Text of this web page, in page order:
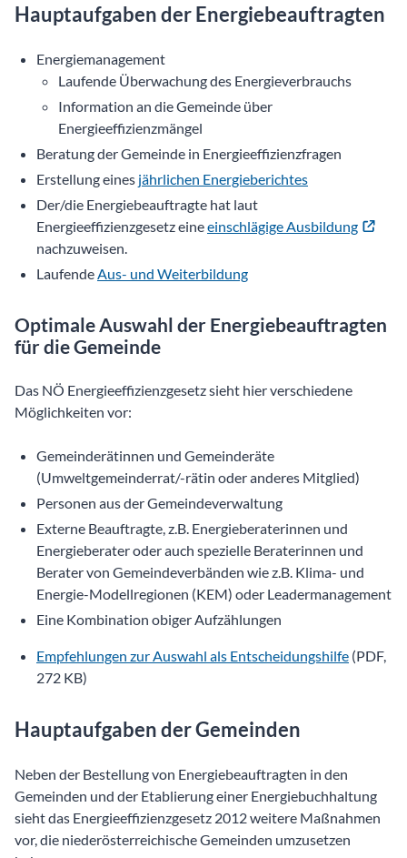
Hauptaufgaben der Energie­beauftragten
Energiemanagement
Laufende Überwachung des Energieverbrauchs
Information an die Gemeinde über
Energieeffizienzmängel
Beratung der Gemeinde in Energieeffizienzfragen
Erstellung eines jährlichen Energieberichtes
Der/die Energiebeauftragte hat laut
Energieeffizienzgesetz eineeinschlägige Ausbildung
nachzuweisen.
LaufendeAus- und Weiterbildung
Optimale Auswahl der Energie­beauftragten
für die Gemeinde
Das NÖ Energieeffizienzgesetz sieht hier verschiedene
Möglichkeiten vor:
Gemeinderätinnen und Gemeinderäte
(Umweltgemeinderrat/-rätin oder anderes Mitglied)
Personen aus der Gemeindeverwaltung
Externe Beauftragte, z.B. Energieberaterinnen und
Energieberater oder auch spezielle Beraterinnen und
Berater von Gemeindeverbänden wie z.B. Klima- und
Energie-Modellregionen (KEM) oder Leadermanagement
Eine Kombination obiger Aufzählungen
Empfehlungen zur Auswahl als Entscheidungshilfe (PDF,
272 KB)
Hauptaufgaben der Gemeinden
Neben der Bestellung von Energiebeauftragten in den
Gemeinden und der Etablierung einer Energiebuchhaltung
sieht das Energieeffizienzgesetz 2012 weitere Maßnahmen
vor, die niederösterreichische Gemeinden umzusetzen